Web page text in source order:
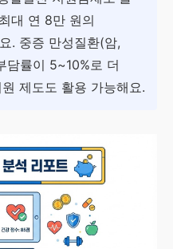
대 연 8만 원의
. 중증 만성질환(암,
담률이 5~10%로 더
제도도 활용 가능해요.